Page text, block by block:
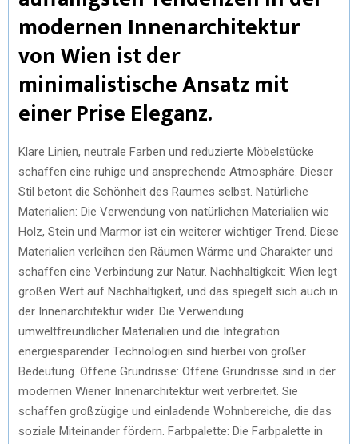
modernen Innenarchitektur
von Wien ist der
minimalistische Ansatz mit
einer Prise Eleganz.
Klare Linien, neutrale Farben und reduzierte Möbelstücke
schaffen eine ruhige und ansprechende Atmosphäre. Dieser
Stil betont die Schönheit des Raumes selbst. Natürliche
Materialien: Die Verwendung von natürlichen Materialien wie
Holz, Stein und Marmor ist ein weiterer wichtiger Trend. Diese
Materialien verleihen den Räumen Wärme und Charakter und
schaffen eine Verbindung zur Natur. Nachhaltigkeit: Wien legt
großen Wert auf Nachhaltigkeit, und das spiegelt sich auch in
der Innenarchitektur wider. Die Verwendung
umweltfreundlicher Materialien und die Integration
energiesparender Technologien sind hierbei von großer
Bedeutung. Offene Grundrisse: Offene Grundrisse sind in der
modernen Wiener Innenarchitektur weit verbreitet. Sie
schaffen großzügige und einladende Wohnbereiche, die das
soziale Miteinander fördern. Farbpalette: Die Farbpalette in